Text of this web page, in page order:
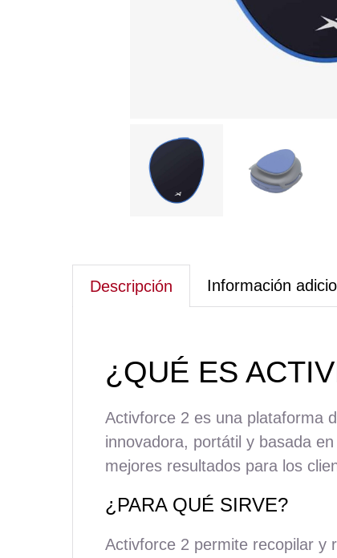
Descripción Información
¿QUÉ ES
Activforce 2 es una plataforma
innovadora, portátil y basada
mejores resultados para los
¿PARA QUÉ SIRVE?
Activforce 2 permite recopilar y